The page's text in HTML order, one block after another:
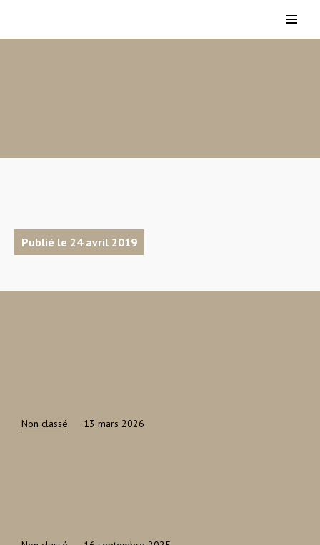
Publié le 24 avril 2019
Non classé 13 mars 2026